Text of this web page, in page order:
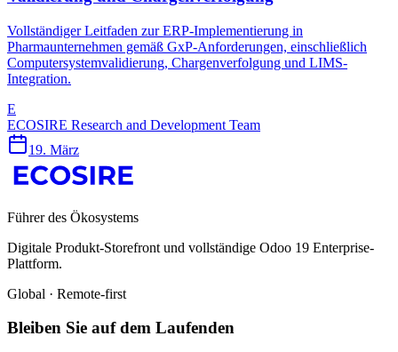
Vollständiger Leitfaden zur ERP-Implementierung in
Pharmaunternehmen gemäß GxP-Anforderungen, einschließlich
Computersystemvalidierung, Chargenverfolgung und LIMS-
Integration.
E
ECOSIRE Research and Development Team
19. März
Führer des Ökosystems
Digitale Produkt-Storefront und vollständige Odoo 19 Enterprise-
Plattform.
Global · Remote-first
Bleiben Sie auf dem Laufenden